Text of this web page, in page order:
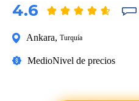
4.6
Ankara, Turquía
MedioNivel de precios